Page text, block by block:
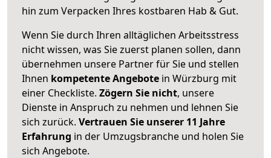
hin zum Verpacken Ihres kostbaren Hab & Gut.
Wenn Sie durch Ihren alltäglichen Arbeitsstress
nicht wissen, was Sie zuerst planen sollen, dann
übernehmen unsere Partner für Sie und stellen
Ihnen kompetente Angebote in Würzburg mit
einer Checkliste. Zögern Sie nicht, unsere
Dienste in Anspruch zu nehmen und lehnen Sie
sich zurück. Vertrauen Sie unserer 11 Jahre
Erfahrung in der Umzugsbranche und holen Sie
sich Angebote.